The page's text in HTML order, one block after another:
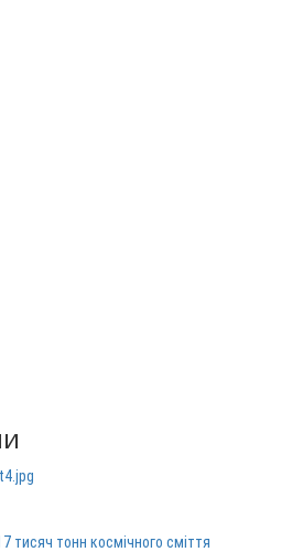
тисяч тонн космічного сміття